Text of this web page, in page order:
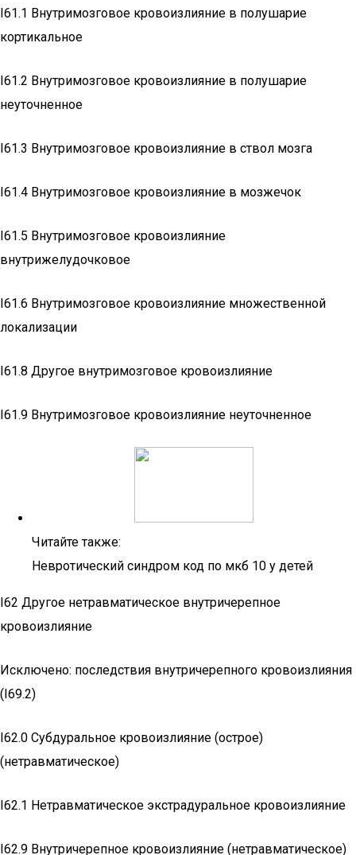
I61.1 Внутримозговое кровоизлияние в полушарие
кортикальное
I61.2 Внутримозговое кровоизлияние в полушарие
неуточненное
I61.3 Внутримозговое кровоизлияние в ствол мозга
I61.4 Внутримозговое кровоизлияние в мозжечок
I61.5 Внутримозговое кровоизлияние
внутрижелудочковое
I61.6 Внутримозговое кровоизлияние множественной
локализации
I61.8 Другое внутримозговое кровоизлияние
I61.9 Внутримозговое кровоизлияние неуточненное
Читайте также:
Невротический синдром код по мкб 10 у детей
I62 Другое нетравматическое внутричерепное
кровоизлияние
Исключено: последствия внутричерепного кровоизлияния
(I69.2)
I62.0 Субдуральное кровоизлияние (острое)
(нетравматическое)
I62.1 Нетравматическое экстрадуральное кровоизлияние
I62.9 Внутричерепное кровоизлияние (нетравматическое)